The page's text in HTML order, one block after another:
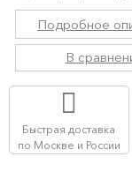
Подробное
В
Быстрая доставка
по Москве и России